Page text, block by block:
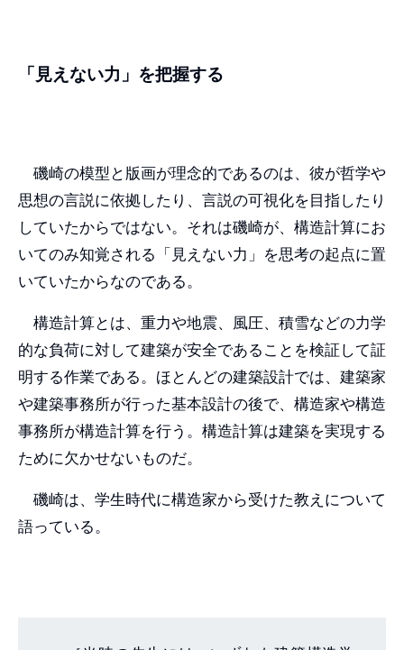
「見えない力」を把握する
磯崎の模型と版画が理念的であるのは、彼が哲学や
思想の言説に依拠したり、言説の可視化を目指したり
していたからではない。それは磯崎が、構造計算にお
いてのみ知覚される「見えない力」を思考の起点に置
いていたからなのである。
構造計算とは、重力や地震、風圧、積雪などの力学
的な負荷に対して建築が安全であることを検証して証
明する作業である。ほとんどの建築設計では、建築家
や建築事務所が行った基本設計の後で、構造家や構造
事務所が構造計算を行う。構造計算は建築を実現する
ために欠かせないものだ。
磯崎は、学生時代に構造家から受けた教えについて
語っている。